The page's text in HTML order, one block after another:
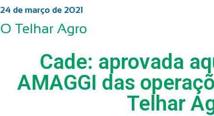
24 de março de 2021
O Telhar Agro
Cade: aprovada
AMAGGI das
Telhar